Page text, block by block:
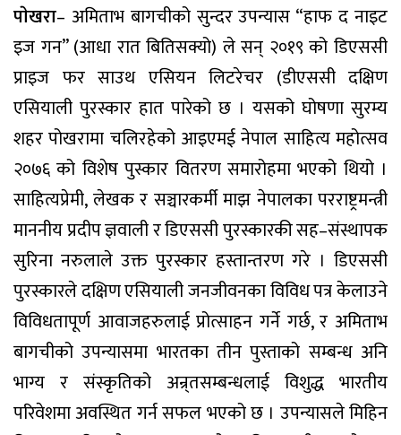
पाेखरा– अमिताभ बागचीको सुन्दर उपन्यास “हाफ द नाइट
इज गन” (आधा रात बितिसक्यो) ले सन् २०१९ को डिएससी
प्राइज फर साउथ एसियन लिटरेचर (डीएससी दक्षिण
एसियाली पुरस्कार हात पारेको छ । यसको घोषणा सुरम्य
शहर पोखरामा चलिरहेको आइएमई नेपाल साहित्य महोत्सव
२०७६ को विशेष पुस्कार वितरण समारोहमा भएको थियो ।
साहित्यप्रेमी, लेखक र सञ्चारकर्मी माझ नेपालका परराष्ट्रमन्त्री
माननीय प्रदीप ज्ञवाली र डिएससी पुरस्कारकी सह–संस्थापक
सुरिना नरुलाले उक्त पुरस्कार हस्तान्तरण गरे । डिएससी
पुरस्कारले दक्षिण एसियाली जनजीवनका विविध पत्र केलाउने
विविधतापूर्ण आवाजहरुलाई प्रोत्साहन गर्ने गर्छ, र अमिताभ
बागचीको उपन्यासमा भारतका तीन पुस्ताको सम्बन्ध अनि
भाग्य र संस्कृतिको अन्र्तसम्बन्धलाई विशुद्ध भारतीय
परिवेशमा अवस्थित गर्न सफल भएको छ । उपन्यासले मिहिन